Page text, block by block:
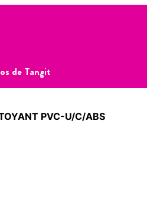
de Tangit
PVC-U/C/ABS